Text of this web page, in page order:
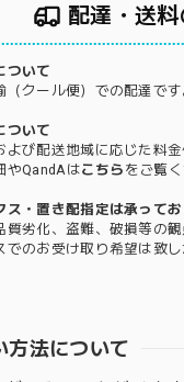
配達・送
ついて
（クール便）での配達で
ついて
よび配送地域に応じた料金
やQandAはこちら をご覧く
ス・置き配指定は承ってお
質劣化、盗難、破損等の
でのお受け取り希望は致し
方法について